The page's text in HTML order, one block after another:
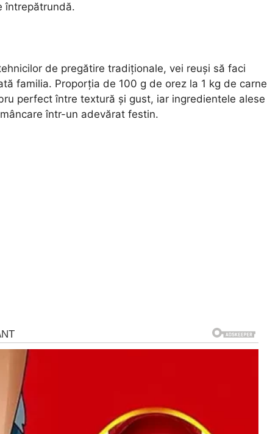
întrepătrundă.
de pregătire tradiționale, vei reuși să faci
familia. Proporția de 100 g de orez la 1 kg de carne
perfect între textură și gust, iar ingredientele alese
într-un adevărat festin.